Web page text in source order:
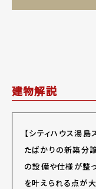
建物解説
【シティハウス湯
たばかりの新築分
の設備や仕様が整
を叶えられる点が大